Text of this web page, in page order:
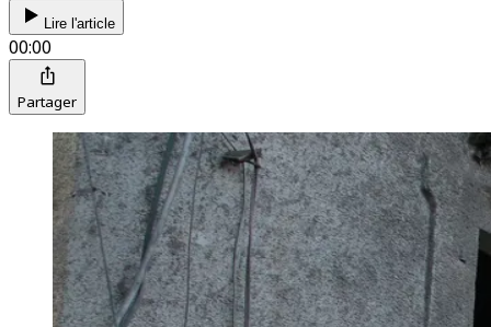
Lire l'article
00:00
Partager